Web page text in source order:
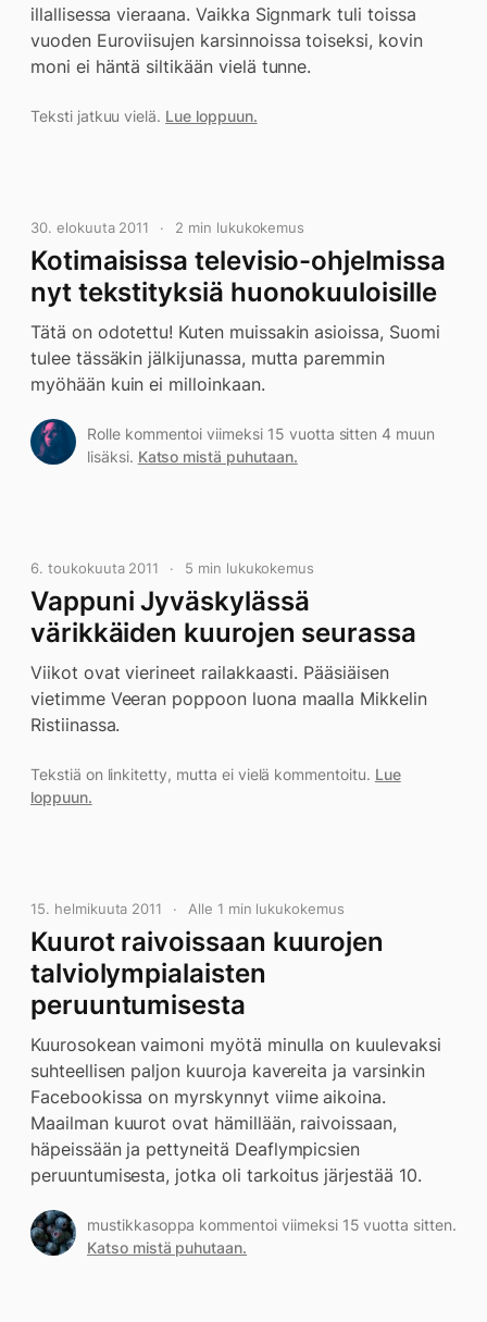
illallisessa vieraana. Vaikka Signmark tuli toissa
vuoden Euroviisujen karsinnoissa toiseksi, kovin
moni ei häntä siltikään vielä tunne.
Teksti jatkuu vielä. Lue loppuun.
30. elokuuta 2011 2 min lukukokemus
Kotimaisissa televisio-ohjelmissa
nyt tekstityksiä huonokuuloisille
Tätä on odotettu! Kuten muissakin asioissa, Suomi
tulee tässäkin jälkijunassa, mutta paremmin
myöhään kuin ei milloinkaan.
Rolle kommentoi viimeksi 15 vuotta sitten 4 muun
lisäksi. Katso mistä puhutaan.
6. toukokuuta 2011 5 min lukukokemus
Vappuni Jyväskylässä
värikkäiden kuurojen seurassa
Viikot ovat vierineet railakkaasti. Pääsiäisen
vietimme Veeran poppoon luona maalla Mikkelin
Ristiinassa.
Tekstiä on linkitetty, mutta ei vielä kommentoitu. Lue
loppuun.
15. helmikuuta 2011 Alle 1 min lukukokemus
Kuurot raivoissaan kuurojen
talviolympialaisten
peruuntumisesta
Kuurosokean vaimoni myötä minulla on kuulevaksi
suhteellisen paljon kuuroja kavereita ja varsinkin
Facebookissa on myrskynnyt viime aikoina.
Maailman kuurot ovat hämillään, raivoissaan,
häpeissään ja pettyneitä Deaflympicsien
peruuntumisesta, jotka oli tarkoitus järjestää 10.
mustikkasoppa kommentoi viimeksi 15 vuotta sitten.
Katso mistä puhutaan.